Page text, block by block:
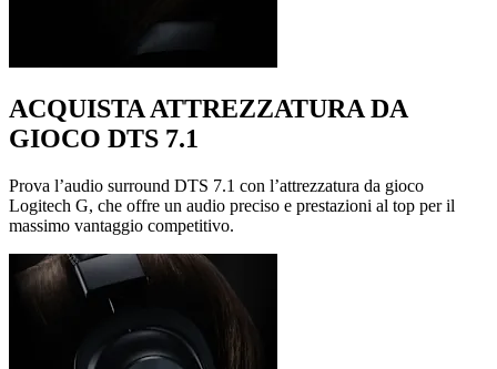
ACQUISTA ATTREZZATURA DA
GIOCO DTS 7.1
Prova l’audio surround DTS 7.1 con l’attrezzatura da gioco
Logitech G, che offre un audio preciso e prestazioni al top per il
massimo vantaggio competitivo.